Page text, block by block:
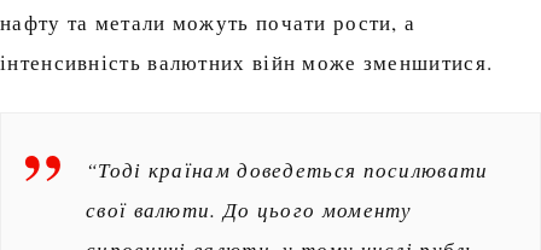
нафту та метали можуть почати рости, а
інтенсивність валютних війн може зменшитися.
“Тоді країнам доведеться посилювати
свої валюти. До цього моменту